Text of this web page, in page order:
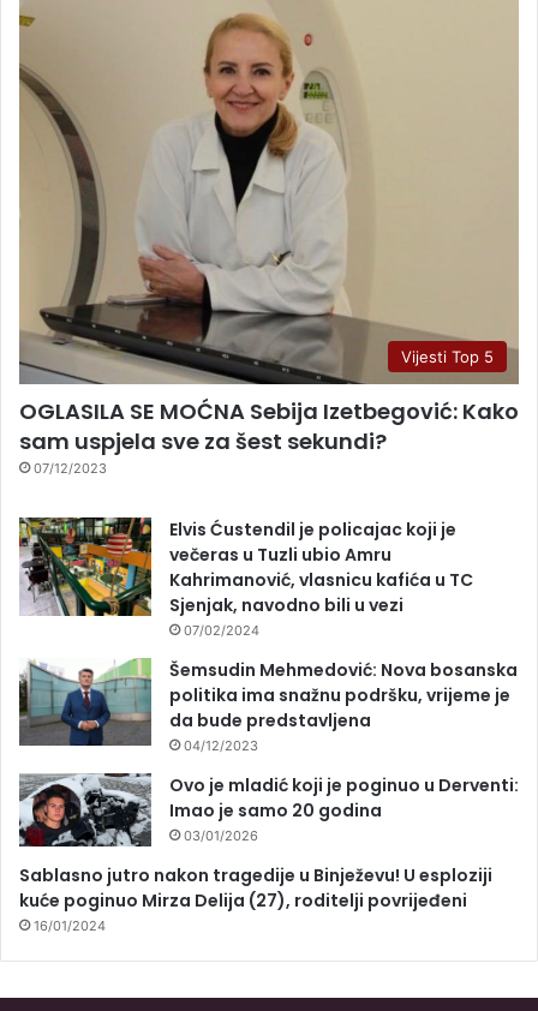
Vijesti Top 5
OGLASILA SE MOĆNA Sebija Izetbegović: Kako
sam uspjela sve za šest sekundi?
07/12/2023
Elvis Ćustendil je policajac koji je
večeras u Tuzli ubio Amru
Kahrimanović, vlasnicu kafića u TC
Sjenjak, navodno bili u vezi
07/02/2024
Šemsudin Mehmedović: Nova bosanska
politika ima snažnu podršku, vrijeme je
da bude predstavljena
04/12/2023
Ovo je mladić koji je poginuo u Derventi:
Imao je samo 20 godina
03/01/2026
Sablasno jutro nakon tragedije u Binježevu! U esploziji
kuće poginuo Mirza Delija (27), roditelji povrijeđeni
16/01/2024